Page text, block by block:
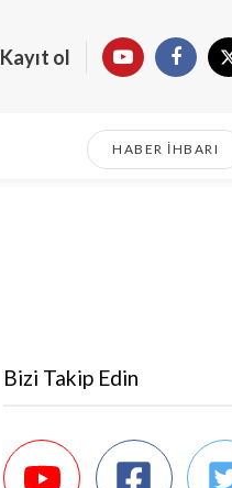
Kayıt ol
HABER İHBARI
Bizi Takip Edin